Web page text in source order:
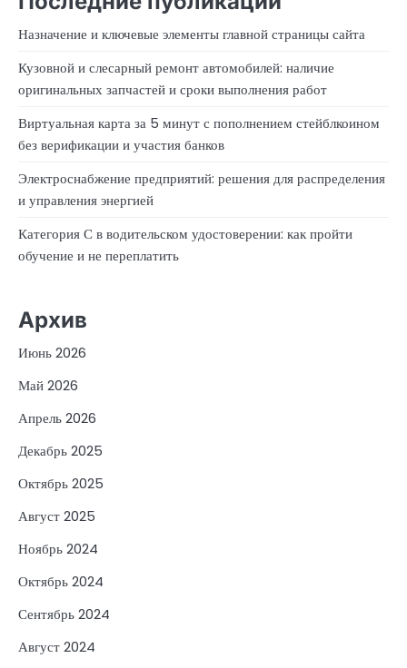
Назначение и ключевые элементы главной страницы сайта
Кузовной и слесарный ремонт автомобилей: наличие
оригинальных запчастей и сроки выполнения работ
Виртуальная карта за 5 минут с пополнением стейблкоином
без верификации и участия банков
Электроснабжение предприятий: решения для распределения
и управления энергией
Категория С в водительском удостоверении: как пройти
обучение и не переплатить
Архив
Июнь 2026
Май 2026
Апрель 2026
Декабрь 2025
Октябрь 2025
Август 2025
Ноябрь 2024
Октябрь 2024
Сентябрь 2024
Август 2024